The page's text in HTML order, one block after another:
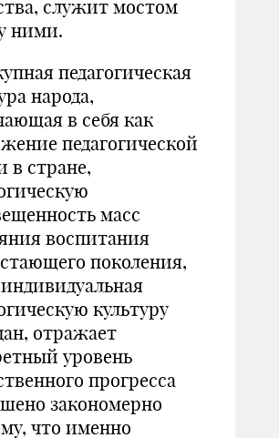
служит мостом
ними.
педагогическая
народа,
в себя как
педагогической
в стране,
масс
воспитания
поколения,
культуру
отражает
уровень
прогресса
закономерно
что именно